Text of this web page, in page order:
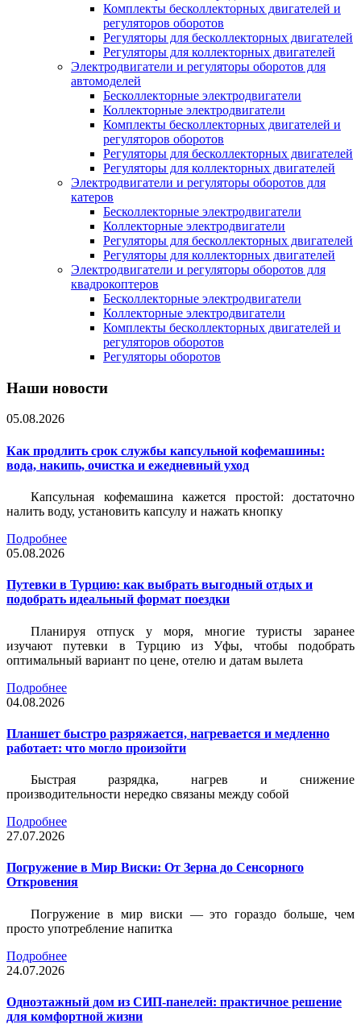
Комплекты бесколлекторных двигателей и
регуляторов оборотов
Регуляторы для бесколлекторных двигателей
Регуляторы для коллекторных двигателей
Электродвигатели и регуляторы оборотов для
автомоделей
Бесколлекторные электродвигатели
Коллекторные электродвигатели
Комплекты бесколлекторных двигателей и
регуляторов оборотов
Регуляторы для бесколлекторных двигателей
Регуляторы для коллекторных двигателей
Электродвигатели и регуляторы оборотов для
катеров
Бесколлекторные электродвигатели
Коллекторные электродвигатели
Регуляторы для бесколлекторных двигателей
Регуляторы для коллекторных двигателей
Электродвигатели и регуляторы оборотов для
квадрокоптеров
Бесколлекторные электродвигатели
Коллекторные электродвигатели
Комплекты бесколлекторных двигателей и
регуляторов оборотов
Регуляторы оборотов
Наши новости
05.08.2026
Как продлить срок службы капсульной кофемашины:
вода, накипь, очистка и ежедневный уход
Капсульная кофемашина кажется простой: достаточно
налить воду, установить капсулу и нажать кнопку
Подробнее
05.08.2026
Путевки в Турцию: как выбрать выгодный отдых и
подобрать идеальный формат поездки
Планируя отпуск у моря, многие туристы заранее
изучают путевки в Турцию из Уфы, чтобы подобрать
оптимальный вариант по цене, отелю и датам вылета
Подробнее
04.08.2026
Планшет быстро разряжается, нагревается и медленно
работает: что могло произойти
Быстрая разрядка, нагрев и снижение
производительности нередко связаны между собой
Подробнее
27.07.2026
Погружение в Мир Виски: От Зерна до Сенсорного
Откровения
Погружение в мир виски — это гораздо больше, чем
просто употребление напитка
Подробнее
24.07.2026
Одноэтажный дом из СИП-панелей: практичное решение
для комфортной жизни